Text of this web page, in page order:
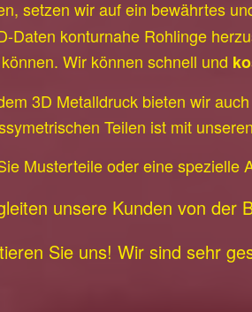
setzen wir auf ein bewährtes
Daten konturnahe Rohlinge
Wir können schnell und
3D Metalldruck bieten wir
Teilen ist mit
Musterteile oder eine spezielle
unsere Kunden von der
Sie uns! Wir sind sehr